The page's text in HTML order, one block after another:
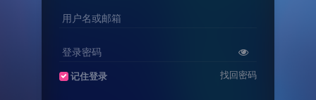
用户名或邮箱
登录密码
记住登录 找回密码